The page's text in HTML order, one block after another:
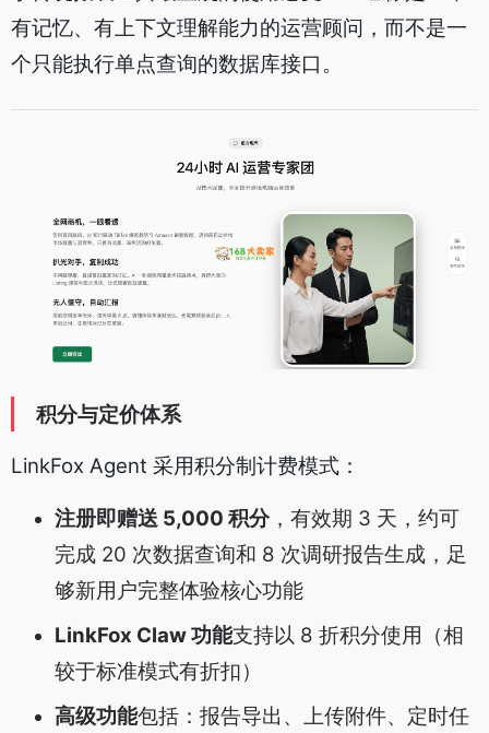
有记忆、有上下文理解能力的运营顾问，而不是一
个只能执行单点查询的数据库接口。
积分与定价体系
LinkFox Agent 采用积分制计费模式：
注册即赠送 5,000 积分，有效期 3 天，约可
完成 20 次数据查询和 8 次调研报告生成，足
够新用户完整体验核心功能
LinkFox Claw 功能支持以 8 折积分使用（相
较于标准模式有折扣）
高级功能包括：报告导出、上传附件、定时任